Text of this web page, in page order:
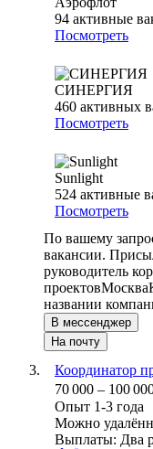
94 активные
Посмотреть
СИНЕРГИЯ
460 активных
Посмотреть
Sunlight
524 активные
Посмотреть
По вашему
вакансии.
руководитель
проектовМосква
названии
В мессенджер
На почту
Координатор
70 000 – 100
Опыт 1-3 года
Можно
Выплаты: Два